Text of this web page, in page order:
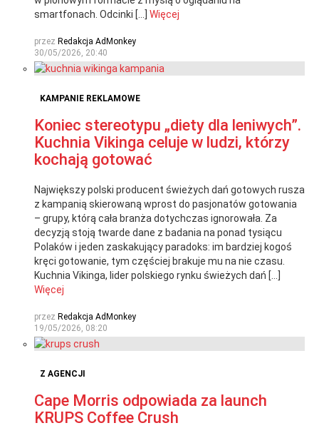
smartfonach. Odcinki […] Więcej
przez Redakcja AdMonkey
30/05/2026, 20:40
KAMPANIE REKLAMOWE
Koniec stereotypu „diety dla leniwych”.
Kuchnia Vikinga celuje w ludzi, którzy
kochają gotować
Największy polski producent świeżych dań gotowych rusza
z kampanią skierowaną wprost do pasjonatów gotowania
– grupy, którą cała branża dotychczas ignorowała. Za
decyzją stoją twarde dane z badania na ponad tysiącu
Polaków i jeden zaskakujący paradoks: im bardziej kogoś
kręci gotowanie, tym częściej brakuje mu na nie czasu.
Kuchnia Vikinga, lider polskiego rynku świeżych dań […]
Więcej
przez Redakcja AdMonkey
19/05/2026, 08:20
Z AGENCJI
Cape Morris odpowiada za launch
KRUPS Coffee Crush